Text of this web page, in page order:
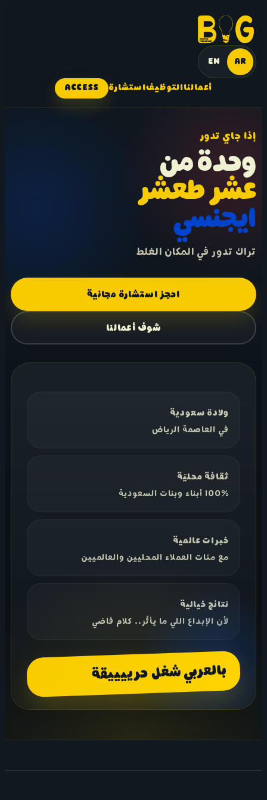
AR
EN
أعمالناالتوظيفاستشارة ACCESS
إذا جاي تدور
وحدة من
عشر طعشر
ايجنسي
تراك تدور في المكان الغلط
احجز استشارة مجانية
شوف أعمالنا
ولادة سعودية
في العاصمة الرياض
ثقافة محليّة
100% أبناء وبنات السعودية
خبرات عالمية
مع مئات العملاء المحليين والعالميين
نتائج خيالية
لأن الإبداع اللي ما يأثّر.. كلام فاضي
بالعربي شغل حرييييقة